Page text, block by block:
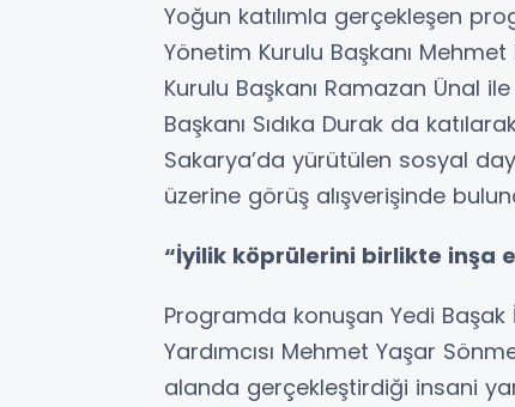
Yoğun katılımla gerçekleşen
Yönetim Kurulu Başkanı
Kurulu Başkanı Ramazan Ünal
Başkanı Sıdıka Durak da
Sakarya’da yürütülen sosyal
üzerine görüş alışverişinde
“İyilik köprülerini birlikte inşa
Programda konuşan Yedi Başak
Yardımcısı Mehmet Yaşar
alanda gerçekleştirdiği insani